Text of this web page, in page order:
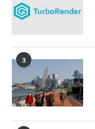
3